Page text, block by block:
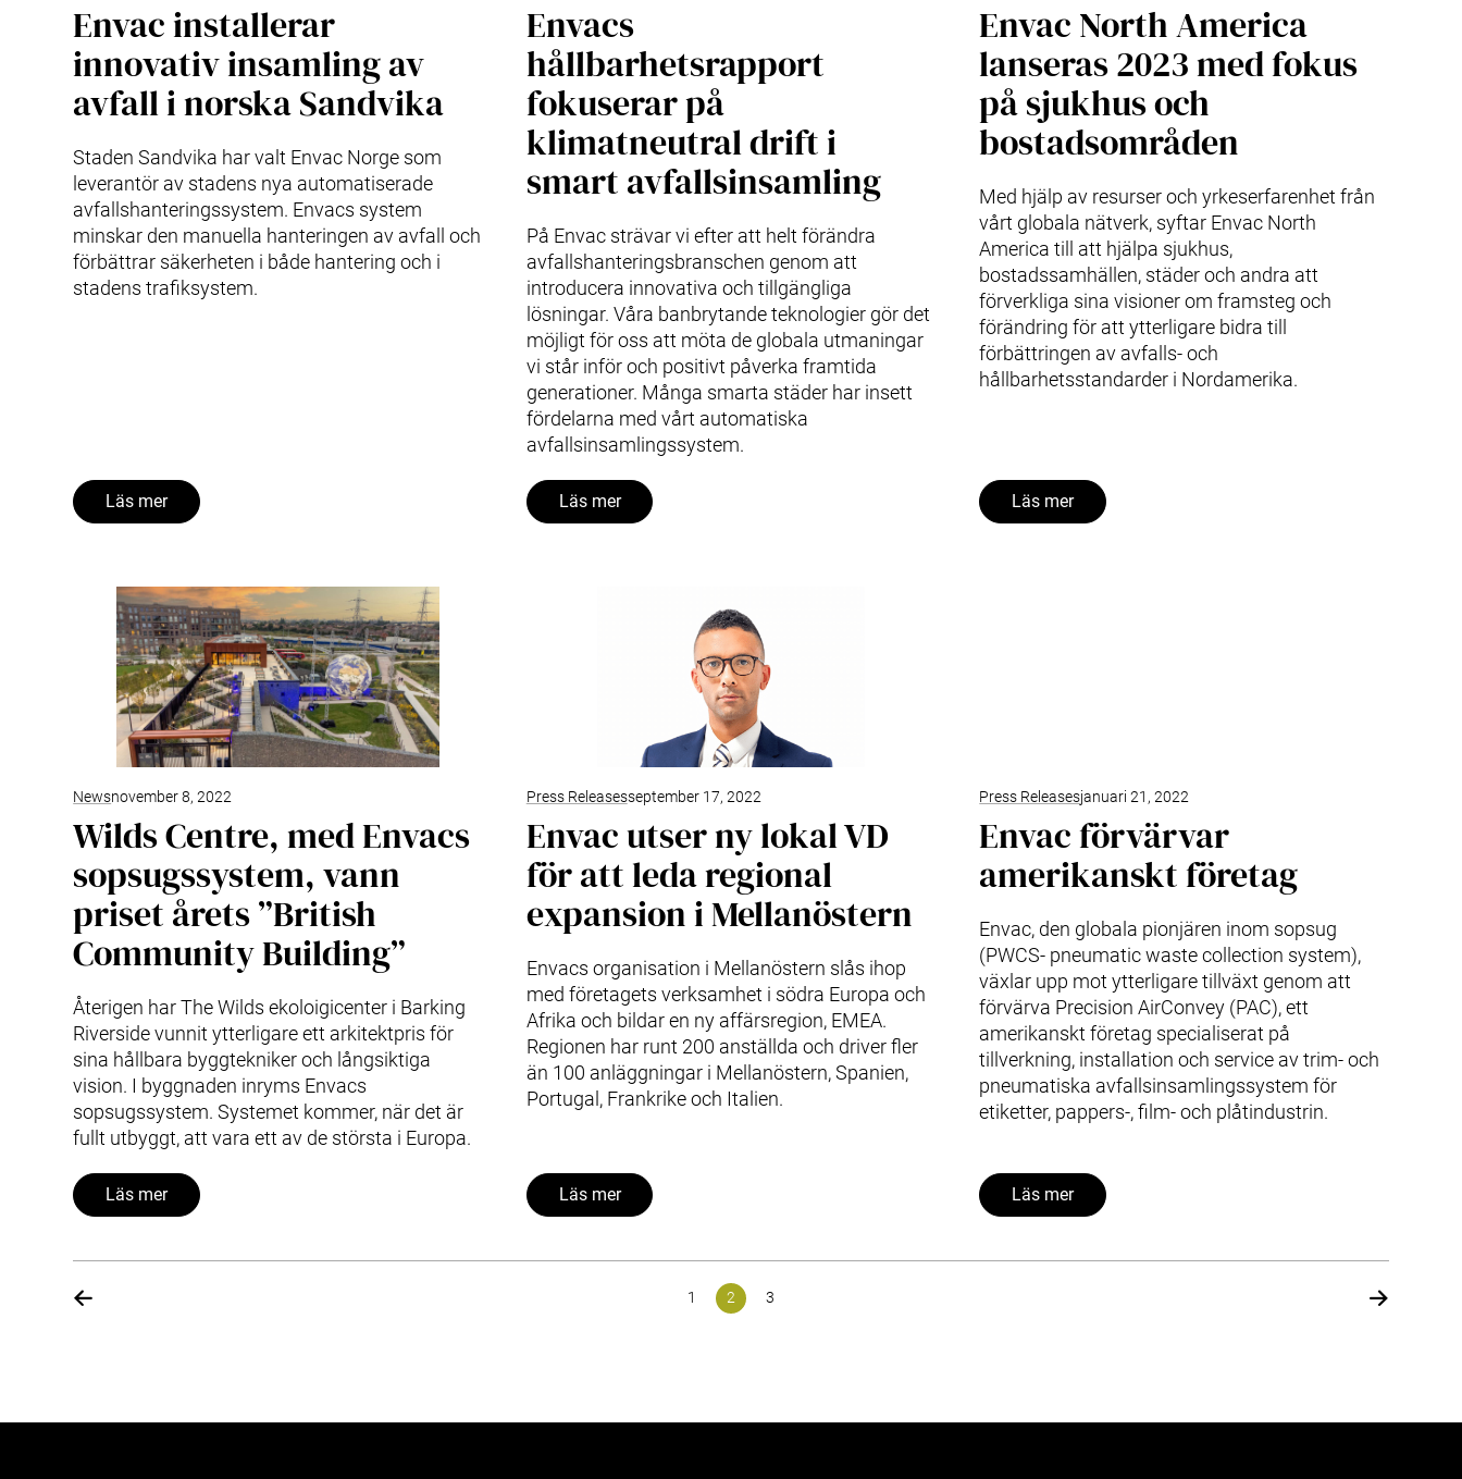
Envac installerar
innovativ insamling av
avfall i norska Sandvika
Staden Sandvika har valt Envac Norge som
leverantör av stadens nya automatiserade
avfallshanteringssystem. Envacs system
minskar den manuella hanteringen av avfall och
förbättrar säkerheten i både hantering och i
stadens trafiksystem.
Läs mer
Envacs
hållbarhetsrapport
fokuserar på
klimatneutral drift i
smart avfallsinsamling
På Envac strävar vi efter att helt förändra
avfallshanteringsbranschen genom att
introducera innovativa och tillgängliga
lösningar. Våra banbrytande teknologier gör det
möjligt för oss att möta de globala utmaningar
vi står inför och positivt påverka framtida
generationer. Många smarta städer har insett
fördelarna med vårt automatiska
avfallsinsamlingssystem.
Läs mer
Envac North America
lanseras 2023 med fokus
på sjukhus och
bostadsområden
Med hjälp av resurser och yrkeserfarenhet från
vårt globala nätverk, syftar Envac North
America till att hjälpa sjukhus,
bostadssamhällen, städer och andra att
förverkliga sina visioner om framsteg och
förändring för att ytterligare bidra till
förbättringen av avfalls- och
hållbarhetsstandarder i Nordamerika.
Läs mer
Newsnovember 8, 2022
Wilds Centre, med Envacs
sopsugssystem, vann
priset årets ”British
Community Building”
Återigen har The Wilds ekoloigicenter i Barking
Riverside vunnit ytterligare ett arkitektpris för
sina hållbara byggtekniker och långsiktiga
vision. I byggnaden inryms Envacs
sopsugssystem. Systemet kommer, när det är
fullt utbyggt, att vara ett av de största i Europa.
Läs mer
Press Releasesseptember 17, 2022
Envac utser ny lokal VD
för att leda regional
expansion i Mellanöstern
Envacs organisation i Mellanöstern slås ihop
med företagets verksamhet i södra Europa och
Afrika och bildar en ny affärsregion, EMEA.
Regionen har runt 200 anställda och driver fler
än 100 anläggningar i Mellanöstern, Spanien,
Portugal, Frankrike och Italien.
Läs mer
Press Releasesjanuari 21, 2022
Envac förvärvar
amerikanskt företag
Envac, den globala pionjären inom sopsug
(PWCS- pneumatic waste collection system),
växlar upp mot ytterligare tillväxt genom att
förvärva Precision AirConvey (PAC), ett
amerikanskt företag specialiserat på
tillverkning, installation och service av trim- och
pneumatiska avfallsinsamlingssystem för
etiketter, pappers-, film- och plåtindustrin.
Läs mer
1 2 3